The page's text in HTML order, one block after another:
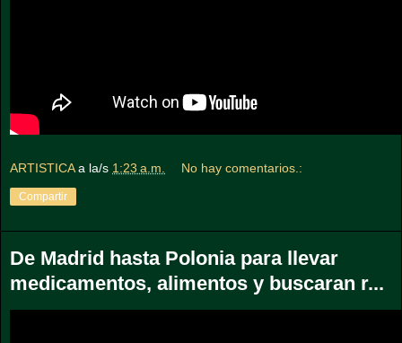
ARTISTICA a la/s 1:23 a.m. No hay comentarios.:
Compartir
De Madrid hasta Polonia para llevar
medicamentos, alimentos y buscaran r...